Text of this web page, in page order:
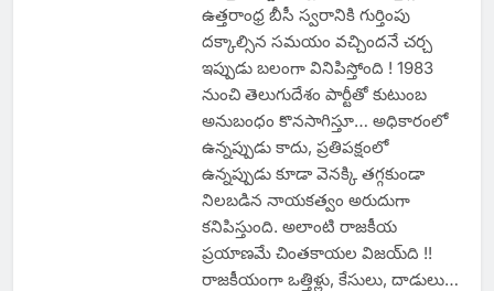
ఉత్తరాంధ్ర బీసీ స్వరానికి గుర్తింపు
దక్కాల్సిన సమయం వచ్చిందనే చర్చ
ఇప్పుడు బలంగా వినిపిస్తోంది ! 1983
నుంచి తెలుగుదేశం పార్టీతో కుటుంబ
అనుబంధం కొనసాగిస్తూ… అధికారంలో
ఉన్నప్పుడు కాదు, ప్రతిపక్షంలో
ఉన్నప్పుడు కూడా వెనక్కి తగ్గకుండా
నిలబడిన నాయకత్వం అరుదుగా
కనిపిస్తుంది. అలాంటి రాజకీయ
ప్రయాణమే చింతకాయల విజయ్‌ది !!
రాజకీయంగా ఒత్తిళ్లు, కేసులు, దాడులు…